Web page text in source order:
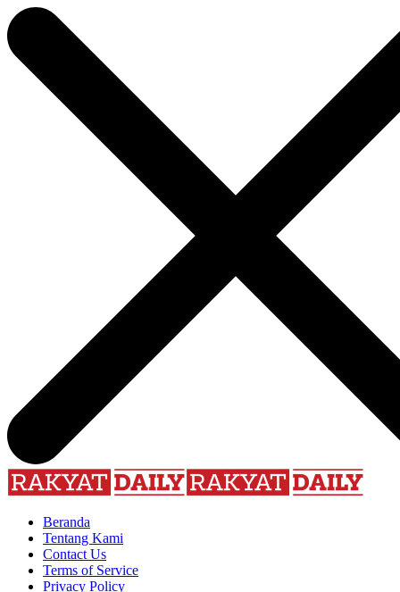
Beranda
Tentang Kami
Contact Us
Terms of Service
Privacy Policy